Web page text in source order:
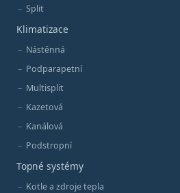
Split
Klimatizace
Nástěnná
Podparapetní
Multisplit
Kazetová
Kanálová
Podstropní
Topné systémy
Kotle a zdroje tepla